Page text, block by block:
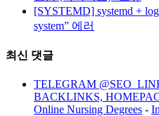
[SYSTEMD] systemd +
system” 에러
최신 댓글
TELEGRAM
BACKLINKS,
Online Nursing Degrees -